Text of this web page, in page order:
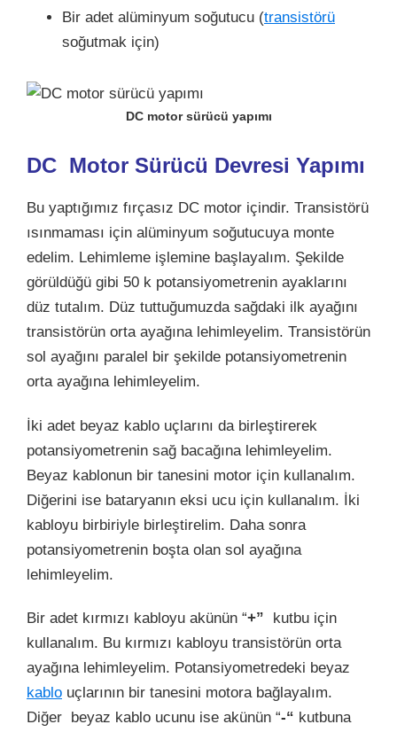
Bir adet alüminyum soğutucu (transistörü
soğutmak için)
DC motor sürücü yapımı
DC Motor Sürücü Devresi Yapımı
Bu yaptığımız fırçasız DC motor içindir. Transistörü
ısınmaması için alüminyum soğutucuya monte
edelim. Lehimleme işlemine başlayalım. Şekilde
görüldüğü gibi 50 k potansiyometrenin ayaklarını
düz tutalım. Düz tuttuğumuzda sağdaki ilk ayağını
transistörün orta ayağına lehimleyelim. Transistörün
sol ayağını paralel bir şekilde potansiyometrenin
orta ayağına lehimleyelim.
İki adet beyaz kablo uçlarını da birleştirerek
potansiyometrenin sağ bacağına lehimleyelim.
Beyaz kablonun bir tanesini motor için kullanalım.
Diğerini ise bataryanın eksi ucu için kullanalım. İki
kabloyu birbiriyle birleştirelim. Daha sonra
potansiyometrenin boşta olan sol ayağına
lehimleyelim.
Bir adet kırmızı kabloyu akünün “+”
kutbu için
kullanalım. Bu kırmızı kabloyu transistörün orta
ayağına lehimleyelim. Potansiyometredeki beyaz
kablo uçlarının bir tanesini motora bağlayalım.
Diğer beyaz kablo ucunu ise akünün “-“ kutbuna